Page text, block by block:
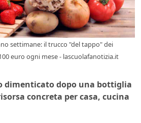
settimane: il trucco "del tappo" dei
euro ogni mese - lascuolafanotizia.it
dimenticato dopo una bottiglia
concreta per casa, cucina